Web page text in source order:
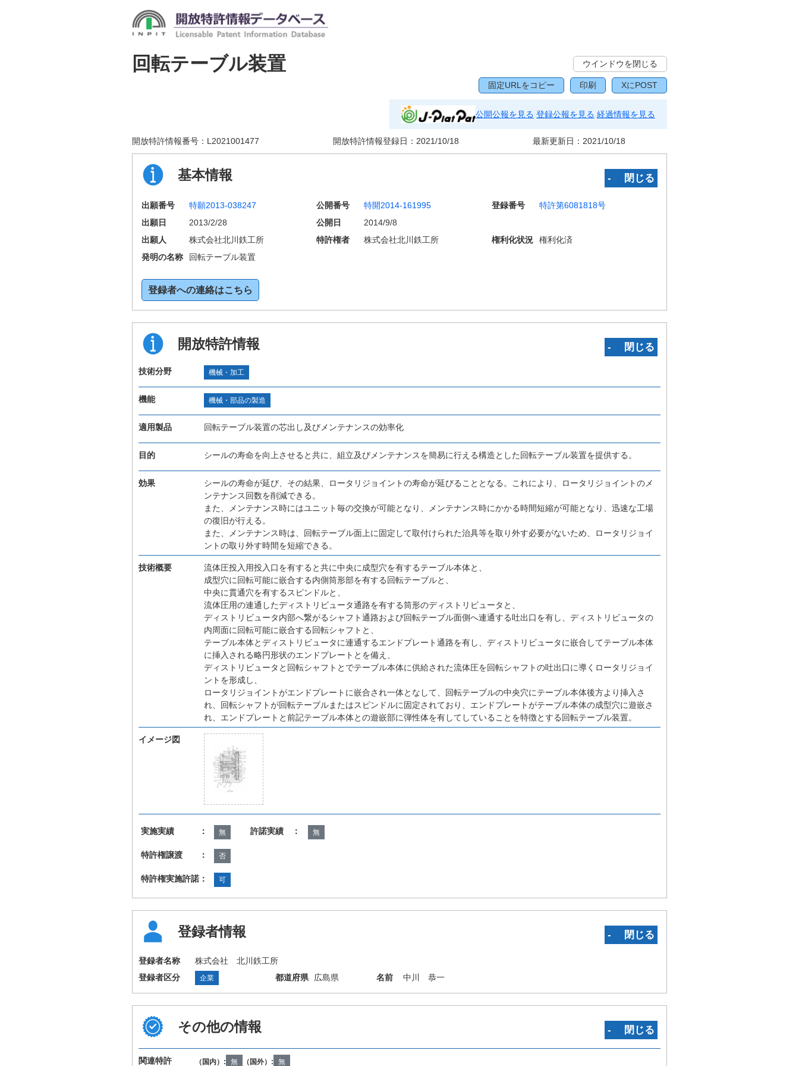
回転テーブル装置 ウインドウを閉じる
固定URLをコピー 印刷 XにPOST
公開公報を見る 登録公報を見る 経過情報を見る
開放特許情報番号： L2021001477 開放特許情報登録日： 2021/10/18 最新更新日： 2021/10/18
基本情報 ‐ 閉じる
出願番号 特願2013-038247 公開番号 特開2014-161995 登録番号
特許第6081818号
出願日
2013/2/28 公開日
2014/9/8
出願人
株式会社北川鉄工所 特許権者 株式会社北川鉄工所 権利化状況
権利化済
発明の名称
回転テーブル装置
登録者への連絡はこちら
開放特許情報 ‐ 閉じる
技術分野 機械・加工
機能 機械・部品の製造
適用製品 回転テーブル装置の芯出し及びメンテナンスの効率化
目的 シールの寿命を向上させると共に、組立及びメンテナンスを簡易に行える構造とした回転テーブル装置を提供する。
効果
シールの寿命が延び、その結果、ロータリジョイントの寿命が延びることとなる。これにより、ロータリジョイントのメ
ンテナンス回数を削減できる。
また、メンテナンス時にはユニット毎の交換が可能となり、メンテナンス時にかかる時間短縮が可能となり、迅速な工場
の復旧が行える。
また、メンテナンス時は、回転テーブル面上に固定して取付けられた治具等を取り外す必要がないため、ロータリジョイ
ントの取り外す時間を短縮できる。
技術概要
流体圧投入用投入口を有すると共に中央に成型穴を有するテーブル本体と、
成型穴に回転可能に嵌合する内側筒形部を有する回転テーブルと、
中央に貫通穴を有するスピンドルと、
流体圧用の連通したディストリビュータ通路を有する筒形のディストリビュータと、
ディストリビュータ内部へ繋がるシャフト通路および回転テーブル面側へ連通する吐出口を有し、ディストリビュータの
内周面に回転可能に嵌合する回転シャフトと、
テーブル本体とディストリビュータに連通するエンドプレート通路を有し、ディストリビュータに嵌合してテーブル本体
に挿入される略円形状のエンドプレートとを備え、
ディストリビュータと回転シャフトとでテーブル本体に供給された流体圧を回転シャフトの吐出口に導くロータリジョイ
ントを形成し、
ロータリジョイントがエンドプレートに嵌合され一体となして、回転テーブルの中央穴にテーブル本体後方より挿入さ
れ、回転シャフトが回転テーブルまたはスピンドルに固定されており、エンドプレートがテーブル本体の成型穴に遊嵌さ
れ、エンドプレートと前記テーブル本体との遊嵌部に弾性体を有してしていることを特徴とする回転テーブル装置。
イメージ図
実施実績 ： 無 許諾実績 ： 無
特許権譲渡 ： 否
特許権実施許諾： 可
登録者情報 ‐ 閉じる
登録者名称
株式会社 北川鉄工所
登録者区分
企業 都道府県 広島県 名前 中川 恭一
その他の情報 ‐ 閉じる
国際特許分類
B23Q1/00 B23Q1/52